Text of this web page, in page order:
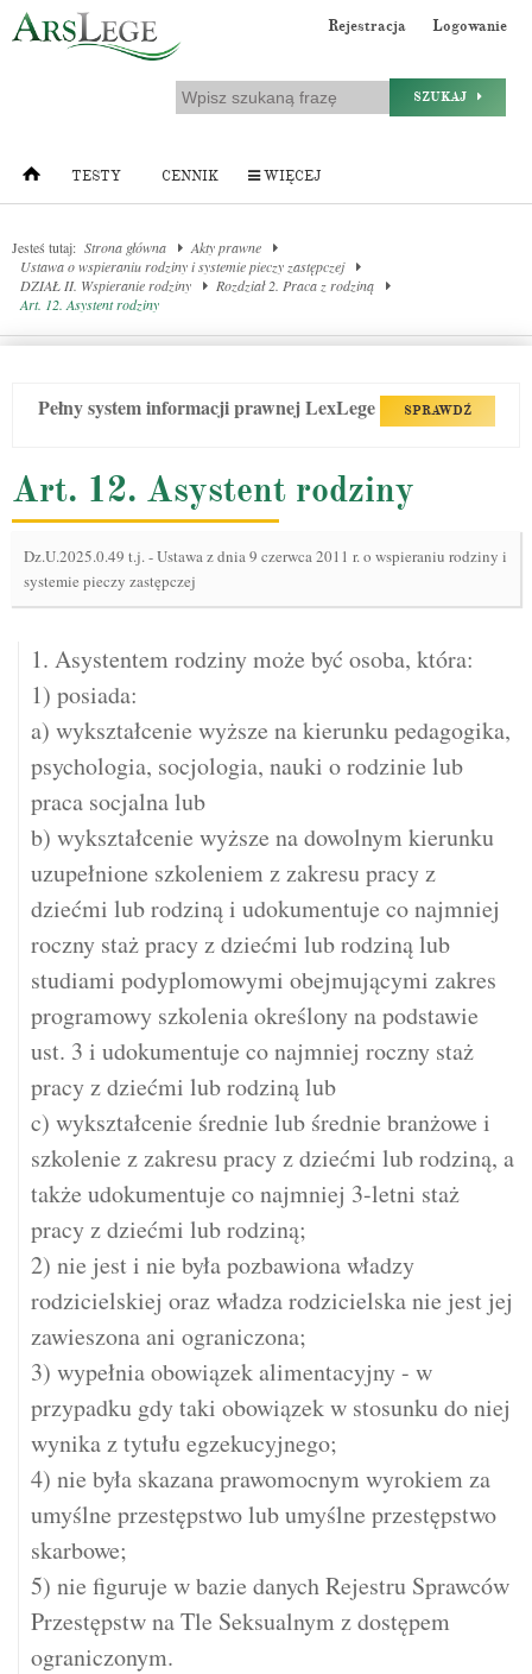
Rejestracja Logowanie
SZUKAJ
TESTY CENNIK WIĘCEJ
Jesteś tutaj: Strona główna
Akty prawne
Ustawa o wspieraniu rodziny i systemie pieczy zastępczej
DZIAŁ II. Wspieranie rodziny
Rozdział 2. Praca z rodziną
Art. 12. Asystent rodziny
Pełny system informacji prawnej LexLege SPRAWDŹ
Art. 12. Asystent rodziny
Dz.U.2025.0.49 t.j.-Ustawa z dnia 9 czerwca 2011 r. o wspieraniu rodziny i
systemie pieczy zastępczej
1. Asystentem rodziny może być osoba, która:
1) posiada:
a) wykształcenie wyższe na kierunku pedagogika,
psychologia, socjologia, nauki o rodzinie lub
praca socjalna lub
b) wykształcenie wyższe na dowolnym kierunku
uzupełnione szkoleniem z zakresu pracy z
dziećmi lub rodziną i udokumentuje co najmniej
roczny staż pracy z dziećmi lub rodziną lub
studiami podyplomowymi obejmującymi zakres
programowy szkolenia określony na podstawie
ust. 3 i udokumentuje co najmniej roczny staż
pracy z dziećmi lub rodziną lub
c) wykształcenie średnie lub średnie branżowe i
szkolenie z zakresu pracy z dziećmi lub rodziną, a
także udokumentuje co najmniej 3-letni staż
pracy z dziećmi lub rodziną;
2) nie jest i nie była pozbawiona władzy
rodzicielskiej oraz władza rodzicielska nie jest jej
zawieszona ani ograniczona;
3) wypełnia obowiązek alimentacyjny - w
przypadku gdy taki obowiązek w stosunku do niej
wynika z tytułu egzekucyjnego;
4) nie była skazana prawomocnym wyrokiem za
umyślne przestępstwo lub umyślne przestępstwo
skarbowe;
5) nie figuruje w bazie danych Rejestru Sprawców
Przestępstw na Tle Seksualnym z dostępem
ograniczonym.